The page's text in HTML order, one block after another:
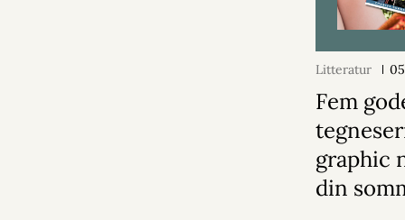
Litteratur
Fem
graphic
din